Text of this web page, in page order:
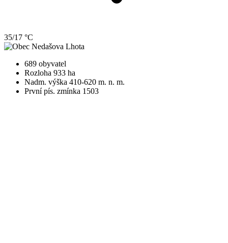
35/17 °C
689 obyvatel
Rozloha 933 ha
Nadm. výška 410-620 m. n. m.
První pís. zmínka 1503